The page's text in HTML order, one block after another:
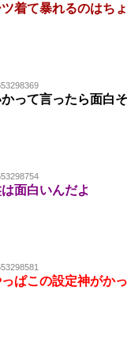
着て暴れるのはち
って言ったら面白
面白いんだよ
ぱこの設定神がか